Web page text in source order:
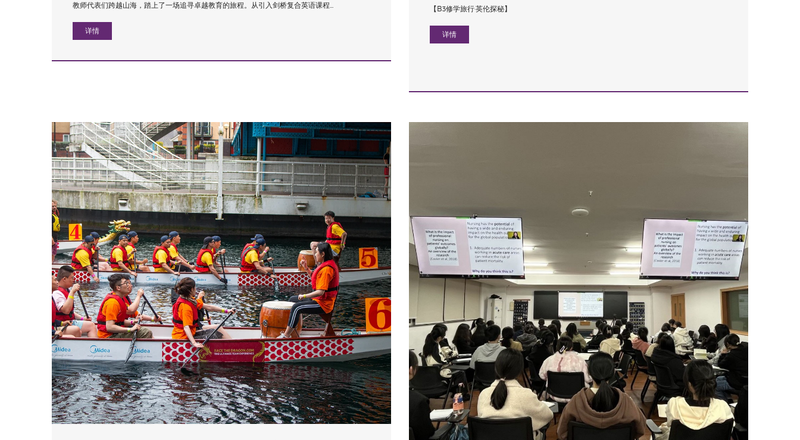
教师代表们跨越山海，踏上了一场追寻卓越教育的旅程。从引入剑桥复合英语课程...
详情
【B3修学旅行·英伦探秘】
详情